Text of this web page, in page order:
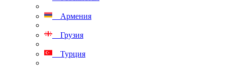
Армения
Грузия
Турция